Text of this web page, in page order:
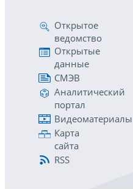
Открытое
ведомство
Открытые
данные
СМЭВ
Аналитический
портал
Видеоматериалы
Карта
сайта
RSS